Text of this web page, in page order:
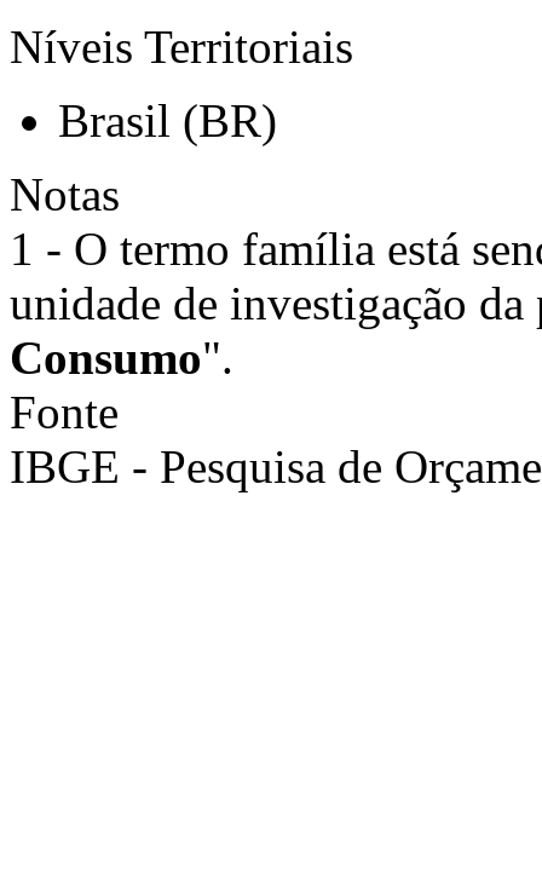
Níveis Territoriais
Brasil (BR)
Notas
1 - O termo família está
unidade de investigação da
Consumo".
Fonte
IBGE - Pesquisa de